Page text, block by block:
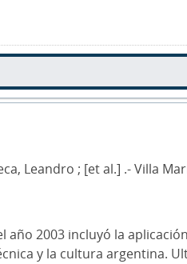
Leandro ; [et al.] .- Villa
año 2003 incluyó la
y la cultura argentina.